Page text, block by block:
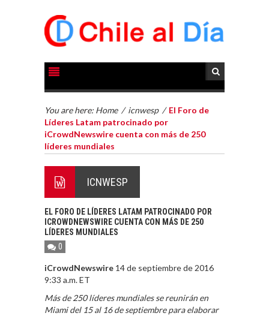
You are here: Home / icnwesp / El Foro de
Líderes Latam patrocinado por
iCrowdNewswire cuenta con más de 250
líderes mundiales
ICNWESP
EL FORO DE LÍDERES LATAM PATROCINADO POR
ICROWDNEWSWIRE CUENTA CON MÁS DE 250
LÍDERES MUNDIALES
0
iCrowdNewswire 14 de septiembre de 2016
9:33 a.m. ET
Más de 250 líderes mundiales se reunirán en
Miami del 15 al 16 de septiembre para elaborar